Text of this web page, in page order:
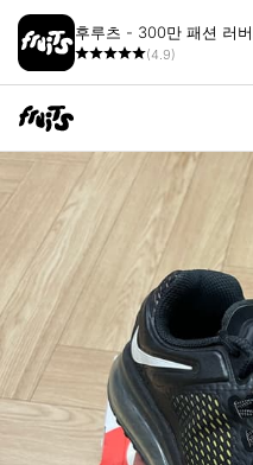
후루츠 - 300만 패션 러
(4.9)